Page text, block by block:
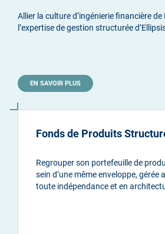
Allier la culture d’ingénierie financière de
l’expertise de gestion structurée
EN SAVOIR PLUS
Fonds de Produits
Regrouper son portefeuille de
sein d’une même enveloppe, gérée
toute indépendance et en